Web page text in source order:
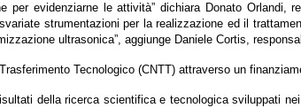
per evidenziarne le attività” dichiara Donato
strumentazioni per la realizzazione ed il
ultrasonica”, aggiunge Daniele Cortis,
Tecnologico (CNTT) attraverso un
della ricerca scientifica e tecnologica sviluppati